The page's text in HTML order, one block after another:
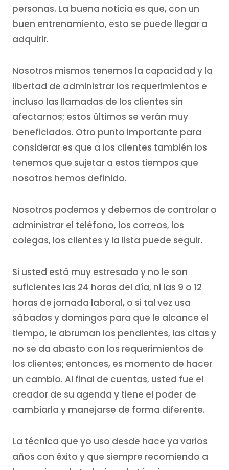
personas. La buena noticia es que, con un
buen entrenamiento, esto se puede llegar a
adquirir.
Nosotros mismos tenemos la capacidad y la
libertad de administrar los requerimientos e
incluso las llamadas de los clientes sin
afectarnos; estos últimos se verán muy
beneficiados. Otro punto importante para
considerar es que a los clientes también los
tenemos que sujetar a estos tiempos que
nosotros hemos definido.
Nosotros podemos y debemos de controlar o
administrar el teléfono, los correos, los
colegas, los clientes y la lista puede seguir.
Si usted está muy estresado y no le son
suficientes las 24 horas del día, ni las 9 o 12
horas de jornada laboral, o si tal vez usa
sábados y domingos para que le alcance el
tiempo, le abruman los pendientes, las citas y
no se da abasto con los requerimientos de
los clientes; entonces, es momento de hacer
un cambio. Al final de cuentas, usted fue el
creador de su agenda y tiene el poder de
cambiarla y manejarse de forma diferente.
La técnica que yo uso desde hace ya varios
años con éxito y que siempre recomiendo a